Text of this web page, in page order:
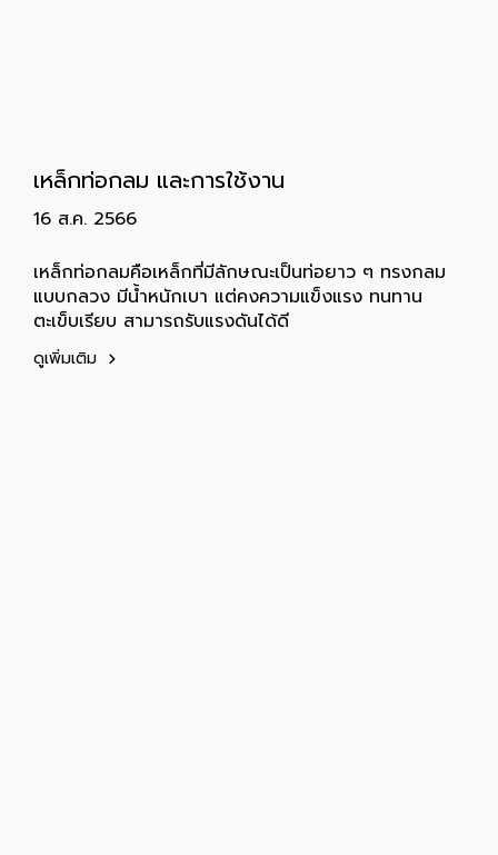
เหล็กท่อกลม และการใช้งาน
16 ส.ค. 2566
เหล็กท่อกลมคือเหล็กที่มีลักษณะเป็นท่อยาว ๆ ทรงกลม
แบบกลวง มีน้ำหนักเบา แต่คงความแข็งแรง ทนทาน
ตะเข็บเรียบ สามารถรับแรงดันได้ดี
ดูเพิ่มเติม